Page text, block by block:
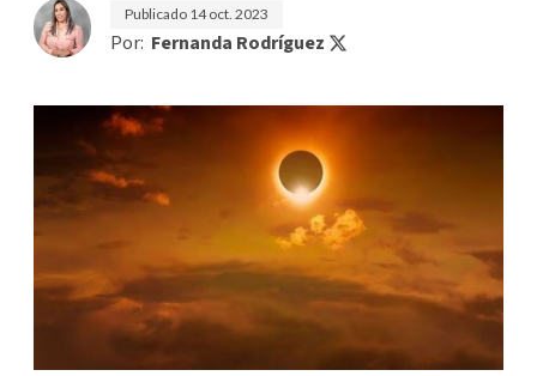
Publicado 14 oct. 2023
Por: Fernanda Rodríguez